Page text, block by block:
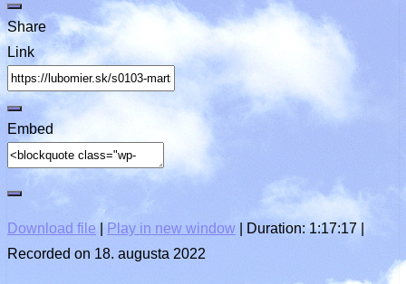
Share
Link
Embed
Download file Play in new window Duration: 1:17:17
Recorded on 18. augusta 2022